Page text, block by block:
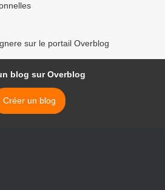
sur le portail Overblog
blog sur Overblog
Créer un blog